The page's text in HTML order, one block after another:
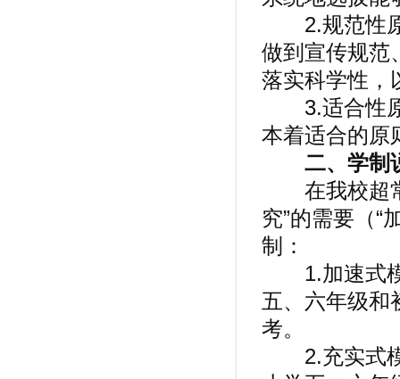
2.规范性原
做到宣传规范
落实科学性，
3.适合性原
本着适合的原
二、学制
在我校超常
究”的需要（“
制：
1.加速式模
五、六年级和
考。
2.充实式模